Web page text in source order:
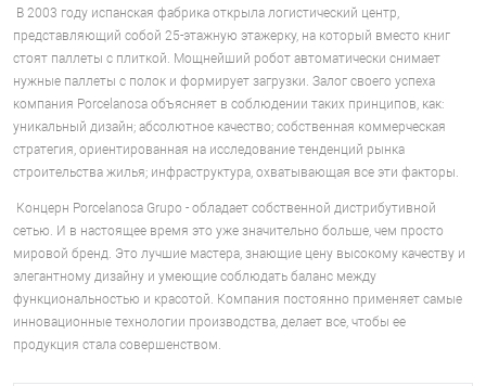
В 2003 году испанская фабрика открыла логистический центр,
представляющий собой 25-этажную этажерку, на который вместо книг
стоят паллеты с плиткой. Мощнейший робот автоматически снимает
нужные паллеты с полок и формирует загрузки. Залог своего успеха
компания Porcelanosa объясняет в соблюдении таких принципов, как:
уникальный дизайн; абсолютное качество; собственная коммерческая
стратегия, ориентированная на исследование тенденций рынка
строительства жилья; инфраструктура, охватывающая все эти факторы.
Концерн Porcelanosa Grupo - обладает собственной дистрибутивной
сетью. И в настоящее время это уже значительно больше, чем просто
мировой бренд. Это лучшие мастера, знающие цену высокому качеству и
элегантному дизайну и умеющие соблюдать баланс между
функциональностью и красотой. Компания постоянно применяет самые
инновационные технологии производства, делает все, чтобы ее
продукция стала совершенством.